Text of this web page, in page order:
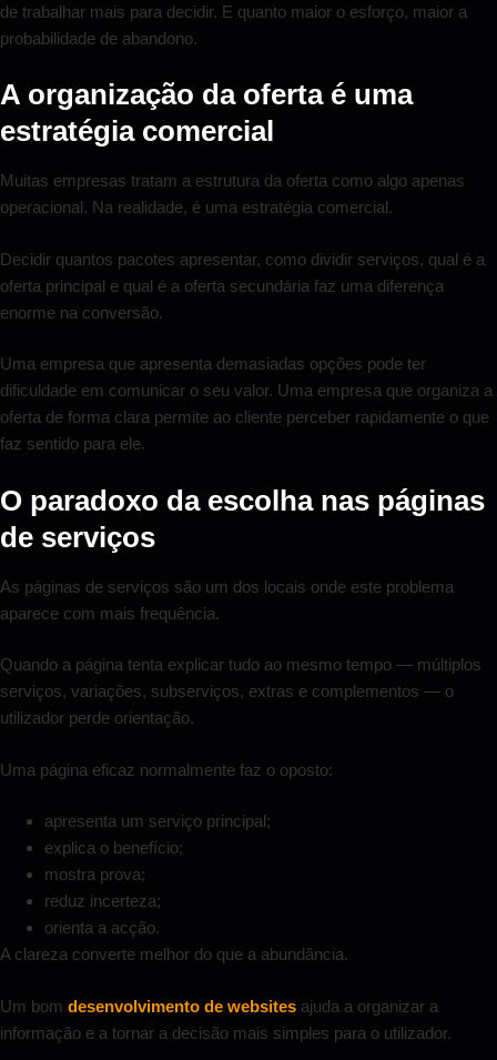
de trabalhar mais para decidir. E quanto maior o esforço, maior a
probabilidade de abandono.
A organização da oferta é uma
estratégia comercial
Muitas empresas tratam a estrutura da oferta como algo apenas
operacional. Na realidade, é uma estratégia comercial.
Decidir quantos pacotes apresentar, como dividir serviços, qual é a
oferta principal e qual é a oferta secundária faz uma diferença
enorme na conversão.
Uma empresa que apresenta demasiadas opções pode ter
dificuldade em comunicar o seu valor. Uma empresa que organiza a
oferta de forma clara permite ao cliente perceber rapidamente o que
faz sentido para ele.
O paradoxo da escolha nas páginas
de serviços
As páginas de serviços são um dos locais onde este problema
aparece com mais frequência.
Quando a página tenta explicar tudo ao mesmo tempo — múltiplos
serviços, variações, subserviços, extras e complementos — o
utilizador perde orientação.
Uma página eficaz normalmente faz o oposto:
apresenta um serviço principal;
explica o benefício;
mostra prova;
reduz incerteza;
orienta a acção.
A clareza converte melhor do que a abundância.
Um bom desenvolvimento de websites ajuda a organizar a
informação e a tornar a decisão mais simples para o utilizador.